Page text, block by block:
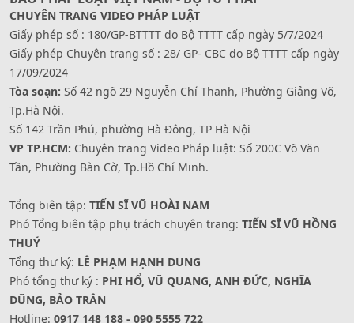
CHUYÊN TRANG VIDEO PHÁP LUẬT
Giấy phép số : 180/GP-BTTTT do Bộ TTTT cấp ngày 5/7/2024
Giấy phép Chuyên trang số : 28/ GP- CBC do Bộ TTTT cấp ngày
17/09/2024
Tòa soạn: Số 42 ngõ 29 Nguyễn Chí Thanh, Phường Giảng Võ,
Tp.Hà Nội.
Số 142 Trần Phú, phường Hà Đông, TP Hà Nội
VP TP.HCM: Chuyên trang Video Pháp luật: Số 200C Võ Văn
Tần, Phường Bàn Cờ, Tp.Hồ Chí Minh.
Tổng biên tập: TIẾN SĨ VŨ HOÀI NAM
Phó Tổng biên tập phụ trách chuyên trang: TIẾN SĨ VŨ HỒNG
THUÝ
Tổng thư ký: LÊ PHẠM HẠNH DUNG
Phó tổng thư ký : PHI HỔ, VŨ QUANG, ANH ĐỨC, NGHĨA
DŨNG, BẢO TRÂN
Hotline: 0917 148 188 - 090 5555 722